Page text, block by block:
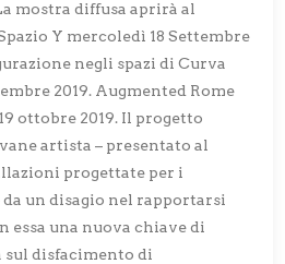
mostra diffusa aprirà al
Y mercoledì 18 Settembre
negli spazi di Curva
2019. Augmented Rome
ottobre 2019. Il progetto
artista – presentato al
progettate per i
un disagio nel rapportarsi
essa una nuova chiave di
disfacimento di